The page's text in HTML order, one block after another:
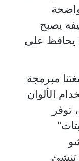
يصبح
يحافظ على
مبرمجة
الألوان
توفر
تنشئ